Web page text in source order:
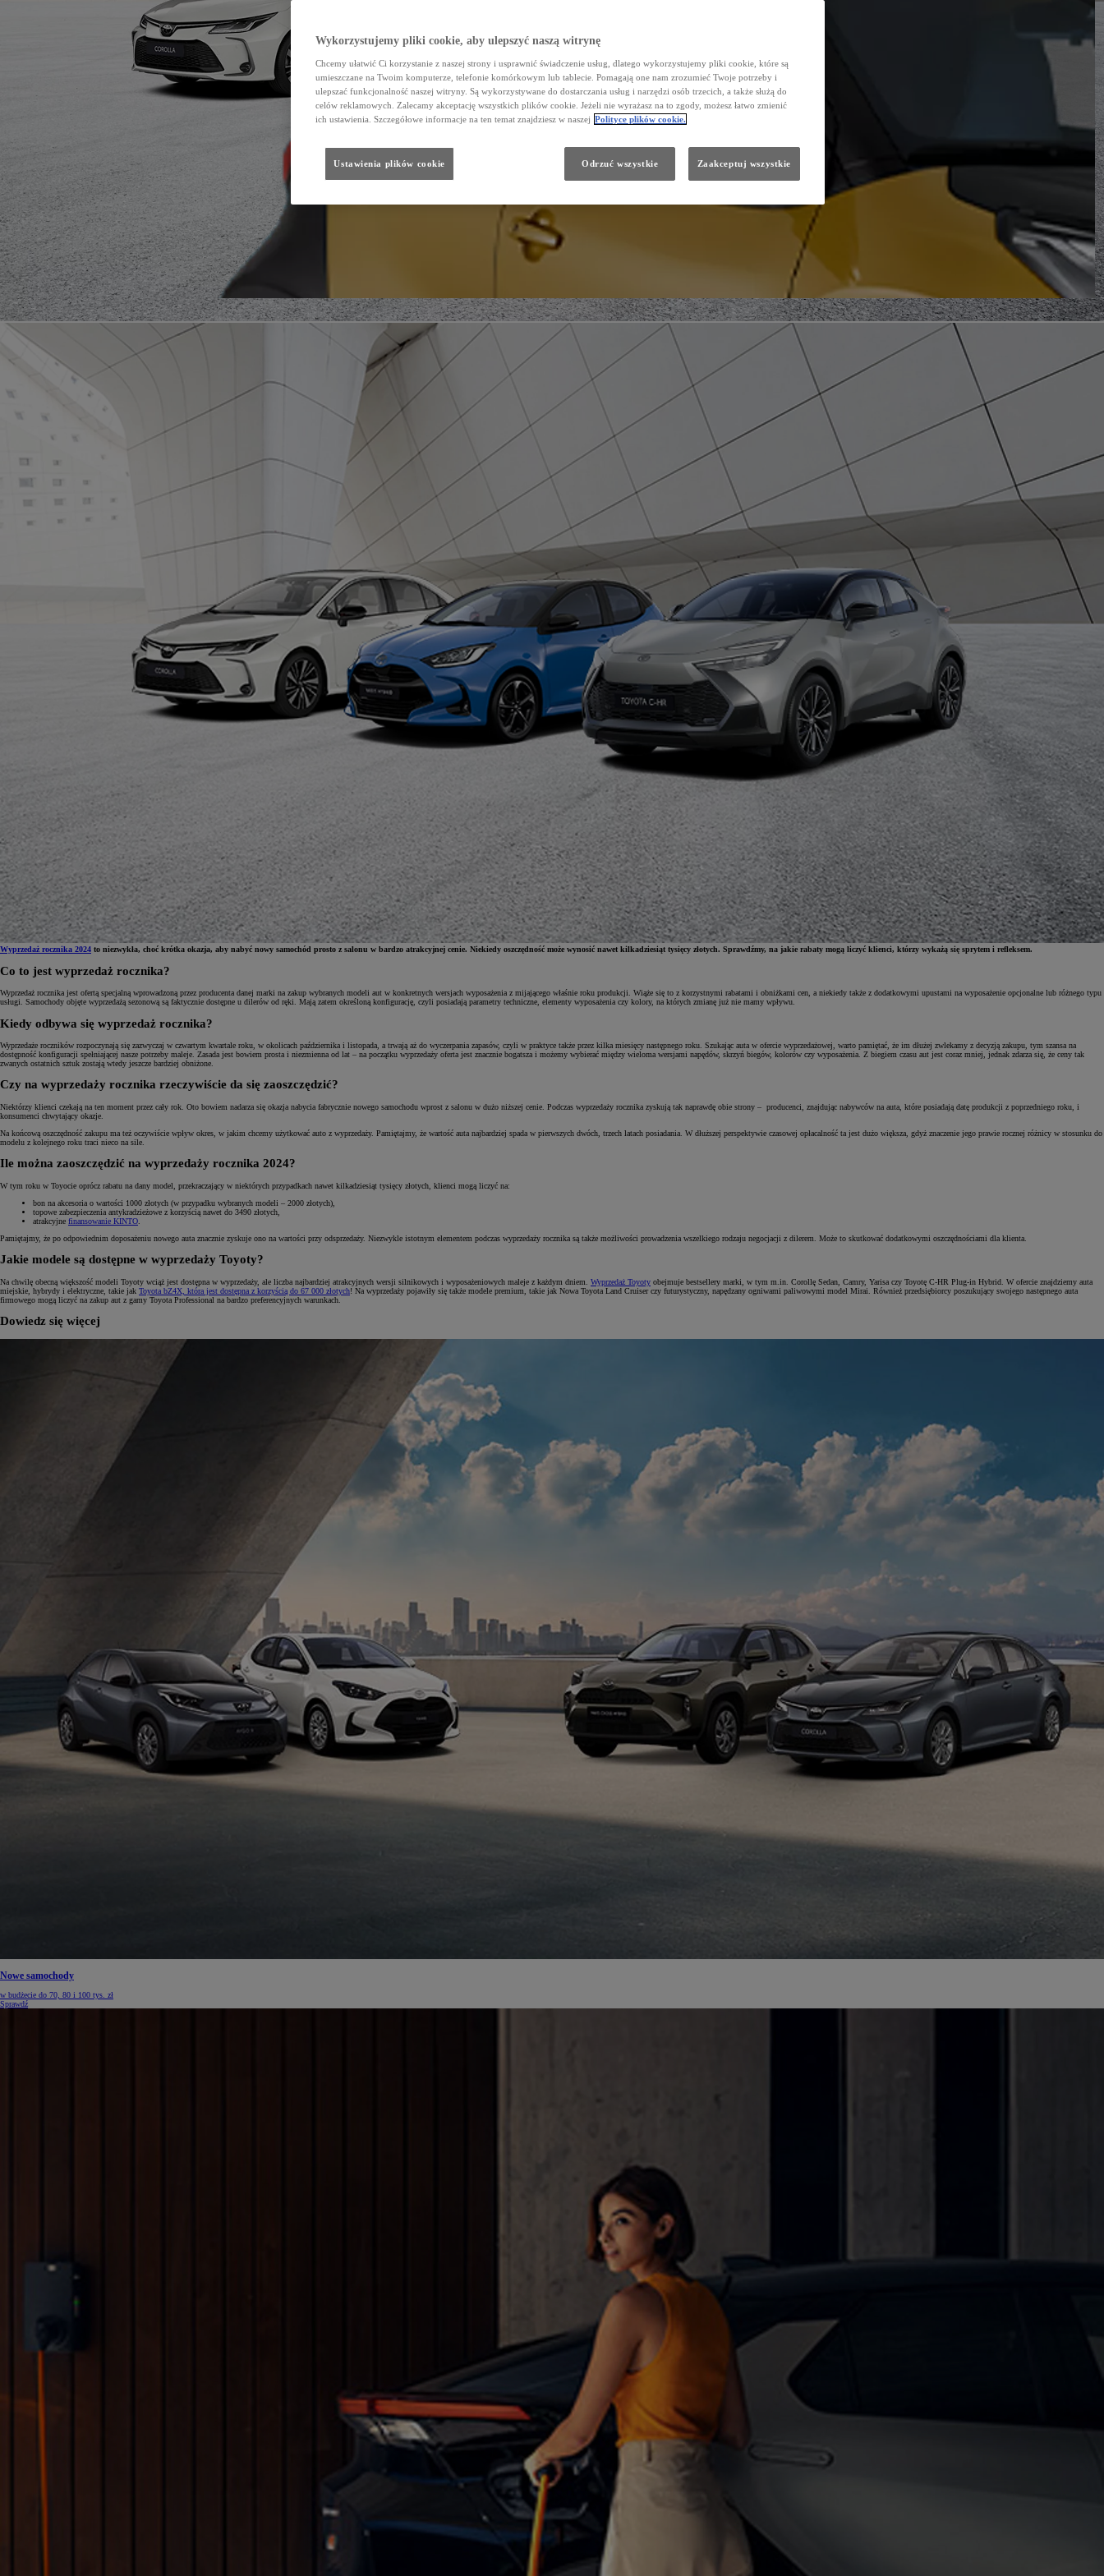
Od81 900 zł
HYBRID
105 300 zł
Corolla Hatchback
Wyprzedaż rocznika 2024 to niezwykła, choć krótka okazja, aby nabyć nowy samochód prosto z salonu w bardzo atrakcyjnej cenie. Niekiedy oszczędność może wynosić nawet kilkadziesiąt tysięcy złotych. Sprawdźmy, na jakie rabaty mogą liczyć klienci, którzy wykażą się sprytem i refleksem.
Co to jest wyprzedaż rocznika?
Wyprzedaż rocznika jest ofertą specjalną wprowadzoną przez producenta danej marki na zakup wybranych modeli aut w konkretnych wersjach wyposażenia z mijającego właśnie roku produkcji. Wiąże się to z korzystnymi rabatami i obniżkami cen, a niekiedy także z dodatkowymi upustami na wyposażenie opcjonalne lub różnego typu
usługi. Samochody objęte wyprzedażą sezonową są faktycznie dostępne u dilerów od ręki. Mają zatem określoną konfigurację, czyli posiadają parametry techniczne, elementy wyposażenia czy kolory, na których zmianę już nie mamy wpływu.
Kiedy odbywa się wyprzedaż rocznika?
Wyprzedaże roczników rozpoczynają się zazwyczaj w czwartym kwartale roku, w okolicach października i listopada, a trwają aż do wyczerpania zapasów, czyli w praktyce także przez kilka miesięcy następnego roku. Szukając auta w ofercie wyprzedażowej, warto pamiętać, że im dłużej zwlekamy z decyzją zakupu, tym szansa na
dostępność konfiguracji spełniającej nasze potrzeby maleje. Zasada jest bowiem prosta i niezmienna od lat – na początku wyprzedaży oferta jest znacznie bogatsza i możemy wybierać między wieloma wersjami napędów, skrzyń biegów, kolorów czy wyposażenia. Z biegiem czasu aut jest coraz mniej, jednak zdarza się, że ceny tak
zwanych ostatnich sztuk zostają wtedy jeszcze bardziej obniżone.
Czy na wyprzedaży rocznika rzeczywiście da się zaoszczędzić?
Niektórzy klienci czekają na ten moment przez cały rok. Oto bowiem nadarza się okazja nabycia fabrycznie nowego samochodu wprost z salonu w dużo niższej cenie. Podczas wyprzedaży rocznika zyskują tak naprawdę obie strony – producenci, znajdując nabywców na auta, które posiadają datę produkcji z poprzedniego roku, i
konsumenci chwytający okazje.
Na końcową oszczędność zakupu ma też oczywiście wpływ okres, w jakim chcemy użytkować auto z wyprzedaży. Pamiętajmy, że wartość auta najbardziej spada w pierwszych dwóch, trzech latach posiadania. W dłuższej perspektywie czasowej opłacalność ta jest dużo większa, gdyż znaczenie jego prawie rocznej różnicy w stosunku do
modelu z kolejnego roku traci nieco na sile.
Ile można zaoszczędzić na wyprzedaży rocznika 2024?
W tym roku w Toyocie oprócz rabatu na dany model, przekraczający w niektórych przypadkach nawet kilkadziesiąt tysięcy złotych, klienci mogą liczyć na:
bon na akcesoria o wartości 1000 złotych (w przypadku wybranych modeli – 2000 złotych),
topowe zabezpieczenia antykradzieżowe z korzyścią nawet do 3490 złotych,
atrakcyjne finansowanie KINTO
Pamiętajmy, że po odpowiednim doposażeniu nowego auta znacznie zyskuje ono na wartości przy odsprzedaży. Niezwykle istotnym elementem podczas wyprzedaży rocznika są także możliwości prowadzenia wszelkiego rodzaju negocjacji z dilerem. Może to skutkować dodatkowymi oszczędnościami dla klienta.
Jakie modele są dostępne w wyprzedaży Toyoty?
Na chwilę obecną większość modeli Toyoty wciąż jest dostępna w wyprzedaży, ale liczba najbardziej atrakcyjnych wersji silnikowych i wyposażeniowych maleje z każdym dniem. Wyprzedaż Toyoty obejmuje bestsellery marki, w tym m.in. Corollę Sedan, Camry, Yarisa czy Toyotę C-HR Plug-in Hybrid. W ofercie znajdziemy auta
miejskie, hybrydy i elektryczne, takie jak Toyota bZ4X, która jest dostępna z korzyścią do 67 000 złotych! Na wyprzedaży pojawiły się także modele premium, takie jak Nowa Toyota Land Cruiser czy futurystyczny, napędzany ogniwami paliwowymi model Mirai. Również przedsiębiorcy poszukujący swojego następnego auta
firmowego mogą liczyć na zakup aut z gamy Toyota Professional na bardzo preferencyjnych warunkach.
Dowiedz się więcej
Nowe samochody
w budżecie do 70, 80 i 100 tys. zł
Sprawdź
Wykorzystujemy pliki cookie, aby ulepszyć naszą witrynę
Chcemy ułatwić Ci korzystanie z naszej strony i usprawnić świadczenie usług, dlatego wykorzystujemy pliki cookie, które są
umieszczane na Twoim komputerze, telefonie komórkowym lub tablecie. Pomagają one nam zrozumieć Twoje potrzeby i
ulepszać funkcjonalność naszej witryny. Są wykorzystywane do dostarczania usług i narzędzi osób trzecich, a także służą do
celów reklamowych. Zalecamy akceptację wszystkich plików cookie. Jeżeli nie wyrażasz na to zgody, możesz łatwo zmienić
ich ustawienia. Szczegółowe informacje na ten temat znajdziesz w naszej Polityce plików cookie.
Ustawienia plików cookie Odrzuć wszystkie Zaakceptuj wszystkie